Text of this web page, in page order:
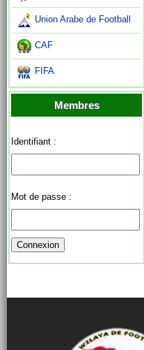
Union Arabe de Football
CAF
FIFA
Membres
Identifiant :
Mot de passe :